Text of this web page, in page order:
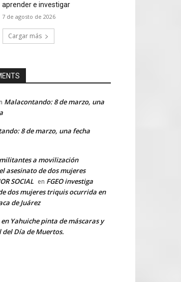
aprender e investigar
7 de agosto de 2026
Cargar más
Malacontando: 8 de marzo, una
8 de marzo, una fecha
a movilización
asesinato de dos mujeres
SOCIAL en FGEO investiga
dos mujeres triquis ocurrida en
de Juárez
Yahuiche pinta de máscaras y
Día de Muertos.